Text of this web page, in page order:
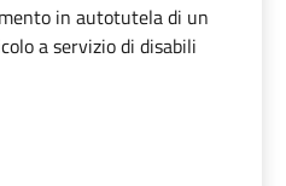
in autotutela di un
a servizio di disabili